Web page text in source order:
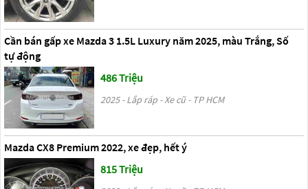
Cần bán gấp xe Mazda 3 1.5L Luxury năm 2025, màu Trắng, Số
tự động
486 Triệu
2025 - Lắp ráp - Xe cũ - TP HCM
Mazda CX8 Premium 2022, xe đẹp, hết ý
815 Triệu